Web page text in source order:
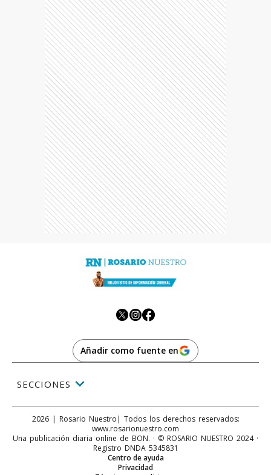
Añadir como fuente en
SECCIONES
2026| Rosario Nuestro | Todos los derechos reservados:
www.rosarionuestro.com
Una publicación diaria online de BON. · © ROSARIO NUESTRO 2024 ·
Registro DNDA 5345831
Privacidad
Centro de ayuda